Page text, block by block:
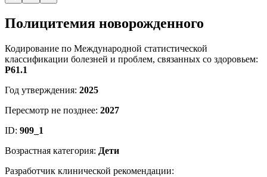
Полицитемия новорожденного
Кодирование по Международной статистической
классификации болезней и проблем, связанных со здоровьем:
P61.1
Год утверждения: 2025
Пересмотр не позднее: 2027
ID: 909_1
Возрастная категория: Дети
Разработчик клинической рекомендации: